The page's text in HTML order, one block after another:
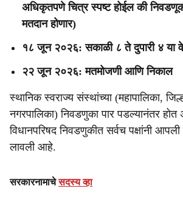
अधिकृतपणे चित्र स्पष्ट होईल की निवडणूक
मतदान होणार)
१८ जून २०२६: सकाळी ८ ते दुपारी ४ या
२२ जून २०२६: मतमोजणी आणि निकाल
स्थानिक स्वराज्य संस्थांच्या (महापालिका,
नगरपालिका) निवडणुका पार पडल्यानंतर
विधानपरिषद निवडणुकीत सर्वच पक्षांनी
लावली आहे.
सरकारनामाचेसदस्य व्हा